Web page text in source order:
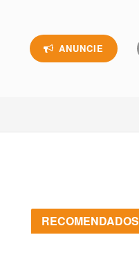
ANUNCIE
RECOMENDADOS